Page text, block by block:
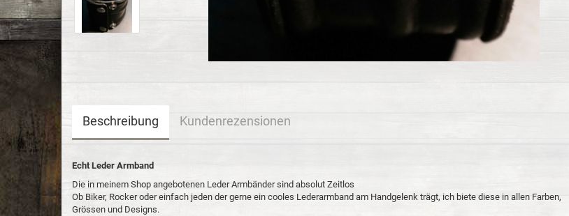
Beschreibung Kundenrezensionen
Echt Leder Armband
Die in meinem Shop angebotenen Leder Armbänder sind absolut Zeitlos
Ob Biker, Rocker oder einfach jeden der gerne ein cooles Lederarmband am Handgelenk trägt, ich biete diese in allen Farben,
Grössen und Designs.